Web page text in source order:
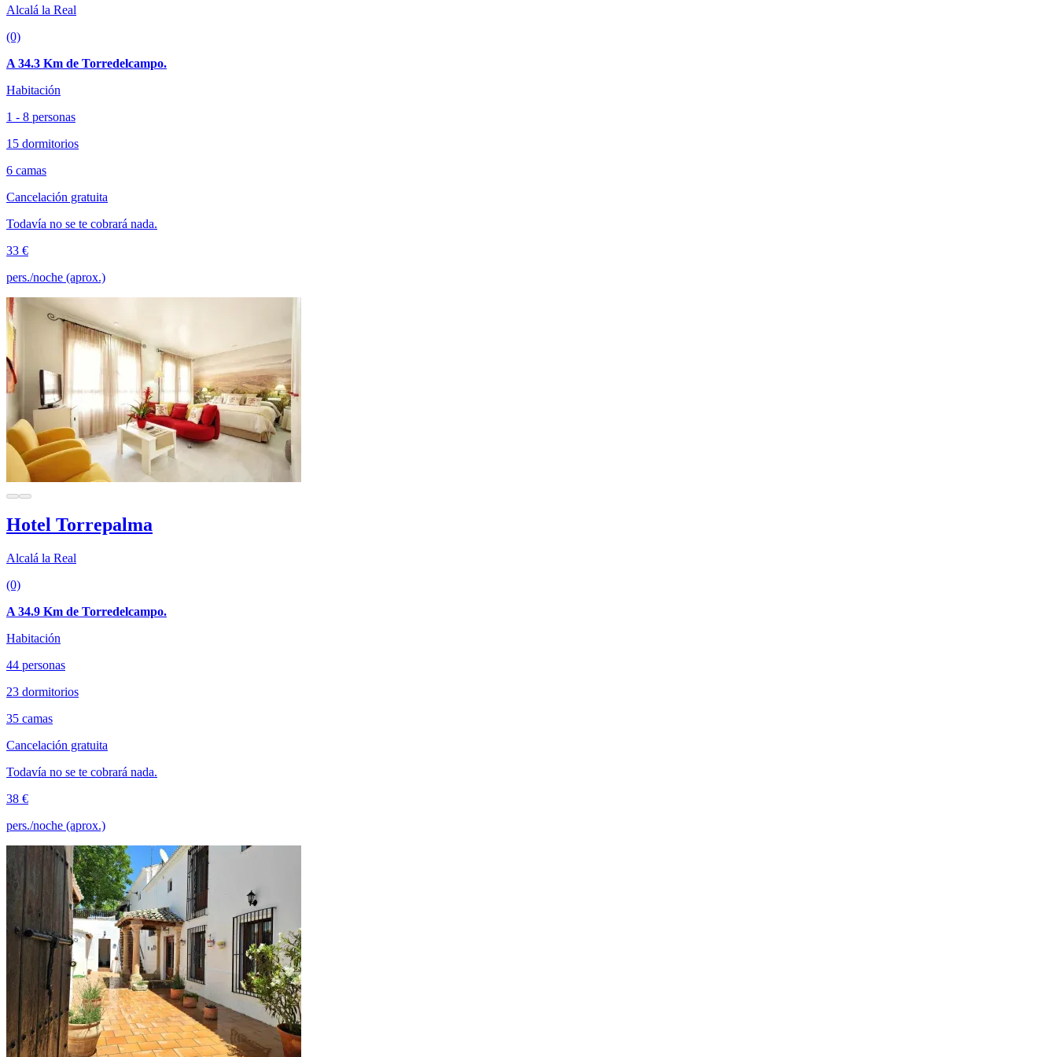
Alcalá la Real
(0)
A 34.3 Km de Torredelcampo.
Habitación
1 - 8 personas
15 dormitorios
6 camas
Cancelación gratuita
Todavía no se te cobrará nada.
33 €
pers./noche (aprox.)
Hotel Torrepalma
Alcalá la Real
(0)
A 34.9 Km de Torredelcampo.
Habitación
44 personas
23 dormitorios
35 camas
Cancelación gratuita
Todavía no se te cobrará nada.
38 €
pers./noche (aprox.)